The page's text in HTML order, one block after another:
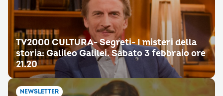
TV2000 CULTURA- Segreti- I misteri della
storia: Galileo Galilei. Sabato 3 febbraio ore
21.20
NEWSLETTER